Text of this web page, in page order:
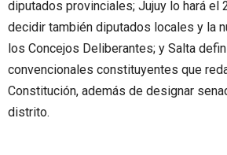
diputados provinciales; Jujuy lo hará el
decidir también diputados locales y la
los Concejos Deliberantes; y Salta
convencionales constituyentes que
Constitución, además de designar
distrito.